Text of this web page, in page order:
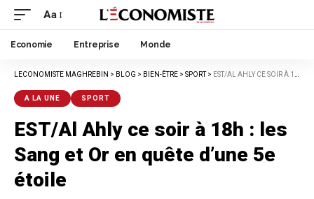
Aa
Economie Entreprise Monde
LECONOMISTE MAGHREBIN > BLOG > BIEN-ÊTRE > SPORT> EST/AL AHLY CE SOIR À 18H : LES SANG ET OR EN QUÊTE D’UNE 5E ÉTOILE
A LA UNE SPORT
EST/Al Ahly ce soir à 18h : les
Sang et Or en quête d’une 5e
étoile